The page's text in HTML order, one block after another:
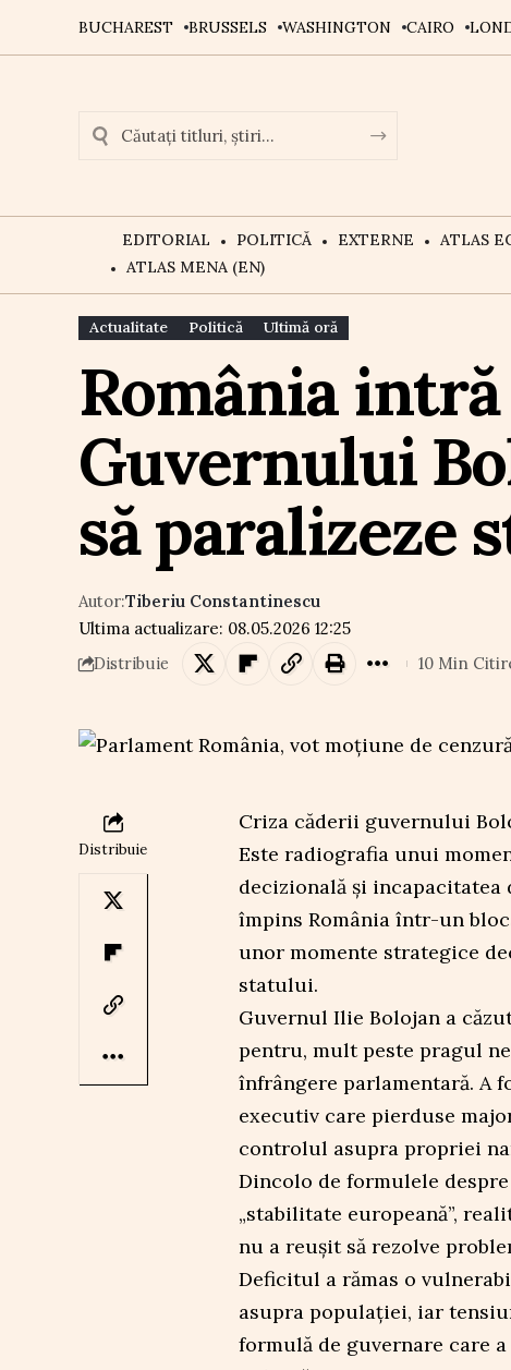
BUCHAREST BRUSSELS WASHINGTON CAIRO
EDITORIAL POLITICĂ EXTERNE ATLAS
ATLAS MENA (EN)
Actualitate Politică Ultimă oră
România
Guvernului
să paralizeze
Ultima actualizare: 08.05.2026 12:25
Autor:Tiberiu Constantinescu
Distribuie 10 Min
Distribuie
Criza căderii guvernului
Este radiografia unui
decizională și
împins România într-un
unor momente strategice
statului.
Guvernul Ilie Bolojan a
pentru, mult peste pragul
înfrângere parlamentară. A
executiv care pierduse
controlul asupra propriei
Dincolo de formulele despre
„stabilitate europeană”,
nu a reușit să rezolve
Deficitul a rămas o
asupra populației, iar
formulă de guvernare care